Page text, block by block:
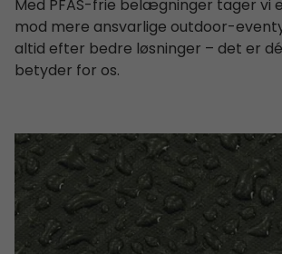
Med PFAS-frie belægninger tager vi
mod mere ansvarlige outdoor-
altid efter bedre løsninger – det er
betyder for os.